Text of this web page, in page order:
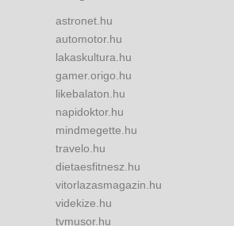
astronet.hu
automotor.hu
lakaskultura.hu
gamer.origo.hu
likebalaton.hu
napidoktor.hu
mindmegette.hu
travelo.hu
dietaesfitnesz.hu
vitorlazasmagazin.hu
videkize.hu
tvmusor.hu